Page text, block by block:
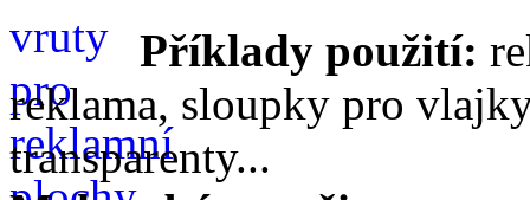
Příklady použití:
reklama, sloupky pro
transparenty...